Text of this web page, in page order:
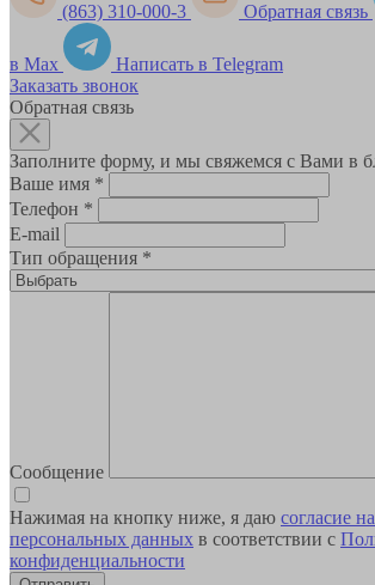
(863) 310-000-3 Обратная связь
в Max
Написать в Telegram
Заказать звонок
Обратная связь
Заполните форму, и мы свяжемся с Вами в
Ваше имя *
Телефон *
E-mail
Тип обращения *
Сообщение
Нажимая на кнопку ниже, я даю согласие
персональных данных в соответствии с
конфиденциальности